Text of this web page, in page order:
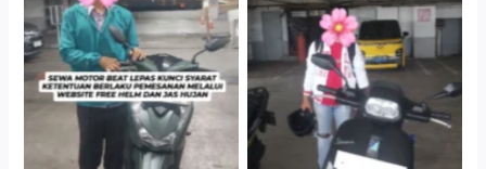
Cityplaza Jatinegara
Gedung Parkir P6A
Cityplaza Jatinegara
Gedung Parkir P6A